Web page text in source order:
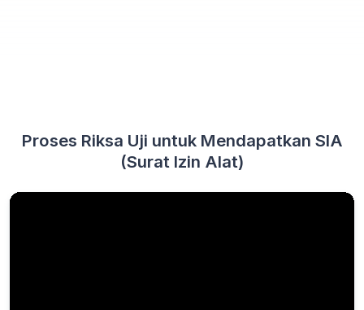
Proses Riksa Uji untuk Mendapatkan SIA
(Surat Izin Alat)